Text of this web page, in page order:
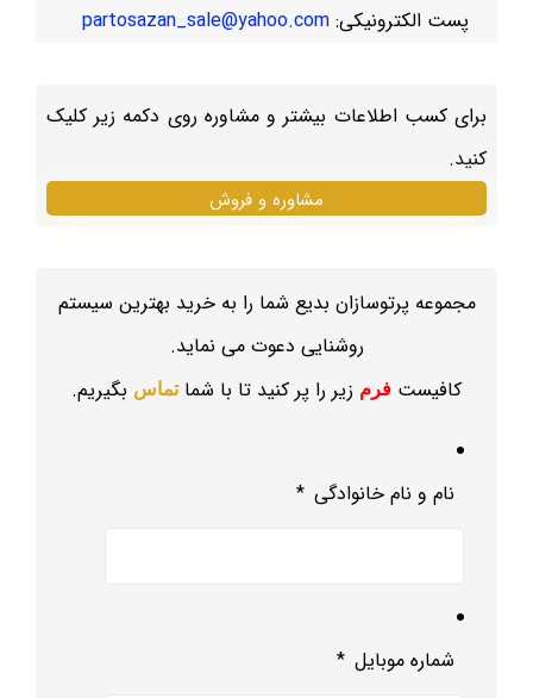
پست الکترونیکی: partosazan_sale@yahoo.com
برای کسب اطلاعات بیشتر و مشاوره روی دکمه زیر کلیک
کنید.
مشاوره و فروش
مجموعه پرتوسازان بدیع شما را به خرید بهترین سیستم
روشنایی دعوت می نماید.
کافیست فرم زیر را پر کنید تا با شماتماس بگیریم.
نام و نام خانوادگی *
شماره موبایل *